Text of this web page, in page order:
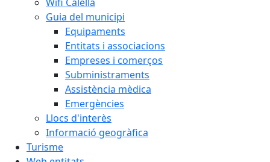
Guia del municipi
Equipaments
Entitats i associacions
Empreses i comerços
Subministraments
Assistència mèdica
Emergències
Llocs d'interès
Informació geogràfica
Turisme